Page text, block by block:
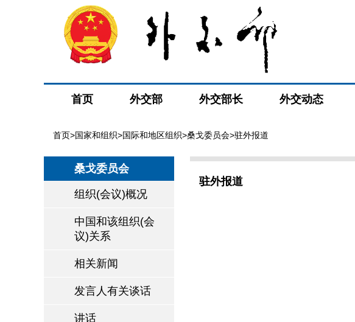
首页 外交部 外交部长 外交动态
首页>国家和组织>国际和地区组织>桑戈委员会>驻外报道
桑戈委员会
组织(会议)概况
中国和该组织(会
议)关系
相关新闻
发言人有关谈话
讲话
驻外报道